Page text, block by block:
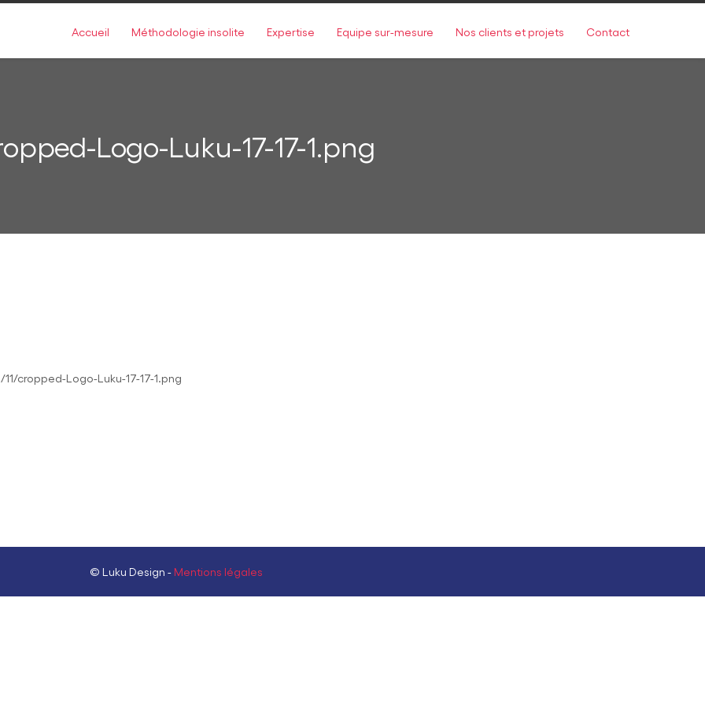
Accueil Méthodologie insolite Expertise Equipe sur-mesure Nos clients et projets Contact
Logo-Luku-17-17-1.png
cropped-Logo-Luku-17-17-1.png
© Luku Design - Mentions légales